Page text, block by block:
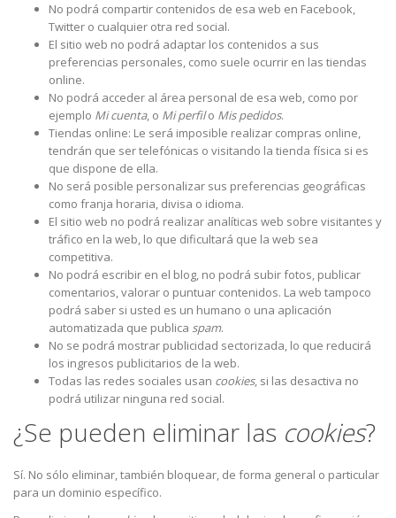
No podrá compartir contenidos de esa web en Facebook,
Twitter o cualquier otra red social.
El sitio web no podrá adaptar los contenidos a sus
preferencias personales, como suele ocurrir en las tiendas
online.
No podrá acceder al área personal de esa web, como por
ejemplo Mi cuenta, o Mi perfilo Mis pedidos.
Tiendas online: Le será imposible realizar compras online,
tendrán que ser telefónicas o visitando la tienda física si es
que dispone de ella.
No será posible personalizar sus preferencias geográficas
como franja horaria, divisa o idioma.
El sitio web no podrá realizar analíticas web sobre visitantes y
tráfico en la web, lo que dificultará que la web sea
competitiva.
No podrá escribir en el blog, no podrá subir fotos, publicar
comentarios, valorar o puntuar contenidos. La web tampoco
podrá saber si usted es un humano o una aplicación
automatizada que publica spam.
No se podrá mostrar publicidad sectorizada, lo que reducirá
los ingresos publicitarios de la web.
Todas las redes sociales usan cookies, si las desactiva no
podrá utilizar ninguna red social.
¿Se pueden eliminar las cookies?
Sí. No sólo eliminar, también bloquear, de forma general o particular
para un dominio específico.